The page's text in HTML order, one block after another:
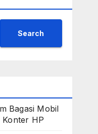
Search
Bagasi Mobil
Konter HP